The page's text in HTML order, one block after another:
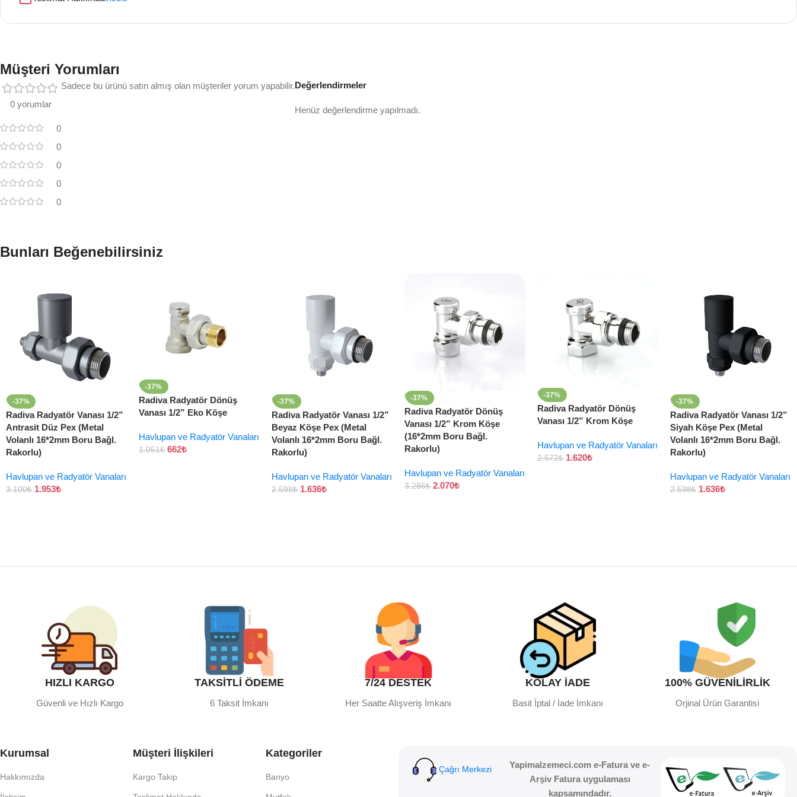
Müşteri Yorumları
0 yorumlar
0
0
0
0
0
Değerlendirmeler
Henüz değerlendirme yapılmadı.
Sadece bu ürünü satın almış olan müşteriler yorum yapabilir.
Bunları Beğenebilirsiniz
-37%
Radiva Radyatör Vanası 1/2”
Antrasit Düz Pex (Metal
Volanlı 16*2mm Boru Bağl.
Rakorlu)
Havlupan ve Radyatör Vanaları
3.100₺ 1.953₺
-37%
Radiva Radyatör Dönüş
Vanası 1/2” Eko Köşe
Havlupan ve Radyatör Vanaları
1.051₺ 662₺
-37%
Radiva Radyatör Vanası 1/2”
Beyaz Köşe Pex (Metal
Volanlı 16*2mm Boru Bağl.
Rakorlu)
Havlupan ve Radyatör Vanaları
2.598₺ 1.636₺
-37%
Radiva Radyatör Dönüş
Vanası 1/2” Krom Köşe
(16*2mm Boru Bağl.
Rakorlu)
Havlupan ve Radyatör Vanaları
3.286₺ 2.070₺
-37%
Radiva Radyatör Dönüş
Vanası 1/2” Krom Köşe
Havlupan ve Radyatör Vanaları
2.572₺ 1.620₺
-37%
Radiva Radyatör Vanası 1/2”
Siyah Köşe Pex (Metal
Volanlı 16*2mm Boru Bağl.
Rakorlu)
Havlupan ve Radyatör Vanaları
2.598₺ 1.636₺
HIZLI KARGO
Güvenli ve Hızlı Kargo
TAKSİTLİ ÖDEME
6 Taksit İmkanı
7/24 DESTEK
Her Saatte Alışveriş İmkanı
KOLAY İADE
Basit İptal / İade İmkanı
100% GÜVENİLİRLİK
Orjinal Ürün Garantisi
Kurumsal
Hakkımızda
Müşteri İlişkileri
Kargo Takip
Kategoriler
Banyo
Çağrı Merkezi
Yapimalzemeci.com e-Fatura ve e-
Arşiv Fatura uygulaması
kapsamındadır.